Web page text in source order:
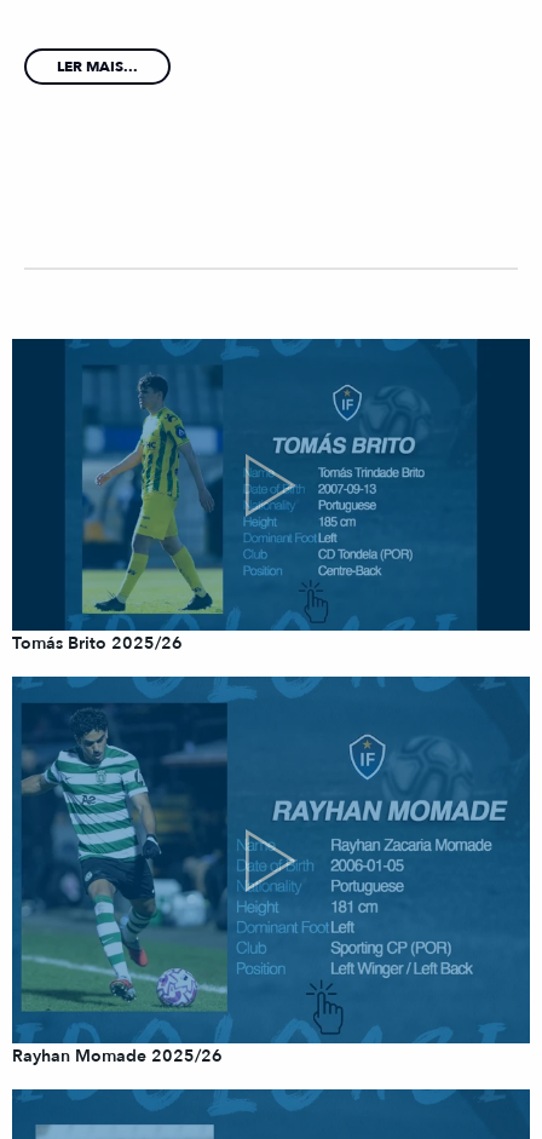
LER MAIS...
Tomás Brito 2025/26
Rayhan Momade 2025/26